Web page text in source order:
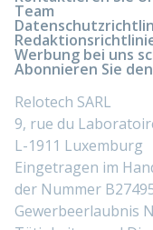
Team
Werbung bei uns
Abonnieren Sie
Relotech SARL
9, rue du
L-1911 Luxemburg
Eingetragen im
der Nummer
Gewerbeerlaubnis